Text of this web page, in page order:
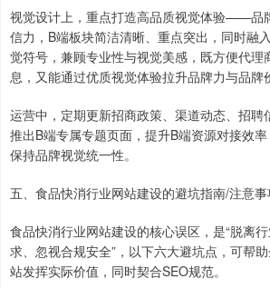
视觉设计上，重点打造高品质视觉体验——品
信力，B端板块简洁清晰、重点突出，同时融
觉符号，兼顾专业性与视觉美感，既方便代理
息，又能通过优质视觉体验拉升品牌力与品牌
运营中，定期更新招商政策、渠道动态、招聘
推出B端专属专题页面，提升B端资源对接效率
保持品牌视觉统一性。
五、食品快消行业网站建设的避坑指南/注意事
食品快消行业网站建设的核心误区，是“脱离
求、忽视合规安全”，以下六大避坑点，可帮
站发挥实际价值，同时契合SEO规范。